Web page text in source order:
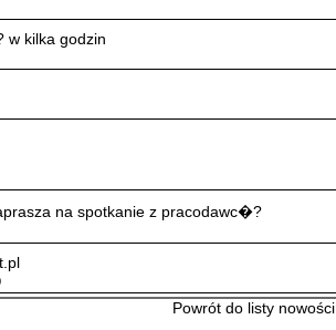
w kilka godzin
na spotkanie z pracodawc�?
Powrót do listy nowości